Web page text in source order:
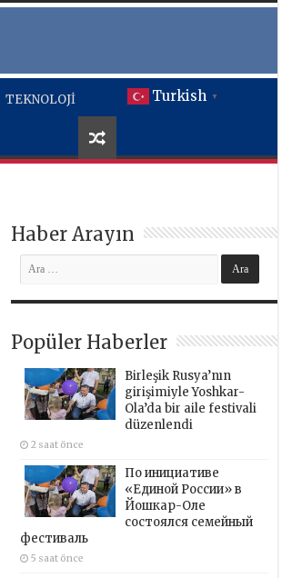
Turkish ▼
TEKNOLOJİ
Haber Arayın
Popüler Haberler
Birleşik Rusya’nın
girişimiyle Yoshkar-
Ola’da bir aile festivali
düzenlendi
2 saat önce
По инициативе
«Единой России» в
Йошкар-Оле
состоялся семейный
фестиваль
5 saat önce